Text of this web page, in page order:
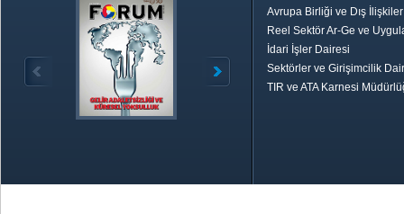
Avrupa Birliği ve Dış
Reel Sektör Ar-Ge ve
İdari İşler Dairesi
Sektörler ve Girişimcilik
TIR ve ATA Karnesi